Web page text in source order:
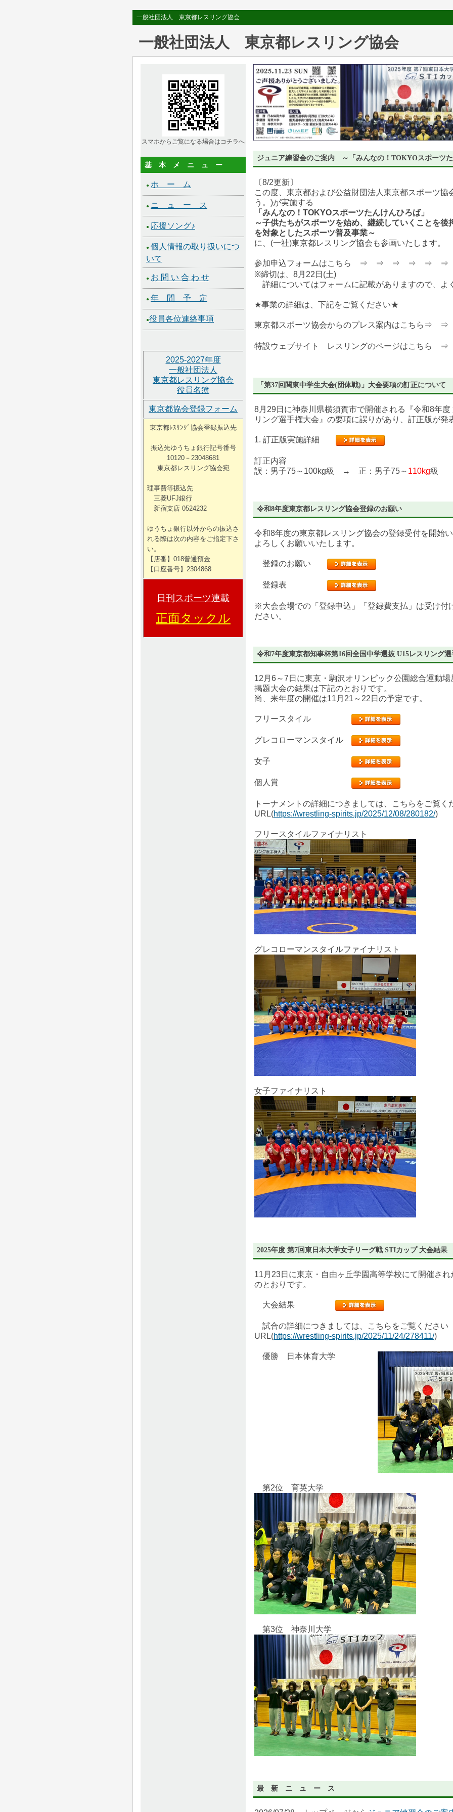
一般社団法人 東京都レスリング協会
一般社団法人 東京都レスリング協会
スマホからご覧になる場合はコチラへ
基 本 メ ニ ュ ー
● ホ ー ム
● ニ ュ ー ス
● 応援ソング♪
● 個人情報の取り扱いにつ
いて
● お 問 い 合 わ せ
● 年 間 予 定
●役員各位連絡事項
2025-2027年度
一般社団法人
東京都レスリング協会
役員名簿
東京都協会登録フォーム
東京都ﾚｽﾘﾝｸﾞ協会登録振込先
振込先ゆうちょ銀行記号番号
10120－23048681
東京都レスリング協会宛
理事費等振込先
三菱UFJ銀行
新宿支店 0524232
ゆうちょ銀行以外からの振込さ
れる際は次の内容をご指定下さ
い。
【店番】018普通預金
【口座番号】2304868
日刊スポーツ連載
正面タックル
ジュニア練習会のご案内 ～「みんなの！TOKYOスポーツ
〔8/2更新〕
この度、東京都および公益財団法人東京都スポーツ協
う。)が実施する
「みんなの！TOKYOスポーツたんけんひろば」
～子供たちがスポーツを始め、継続していくことを後
を対象としたスポーツ普及事業～
に、(一社)東京都レスリング協会も参画いたします。
参加申込フォームはこちら ⇒ ⇒ ⇒ ⇒
※締切は、8月22日(土)
詳細についてはフォームに記載がありますので、よ
★事業の詳細は、下記をご覧ください★
東京都スポーツ協会からのプレス案内はこち
特設ウェブサイト レスリングのページはこ
「第37回関東中学生大会(団体戦)」大会要項の訂正について
8月29日に神奈川県横須賀市で開催される『令和8年
リング選手権大会』の要項に誤りがあり、訂正版が発
1. 訂正版実施詳細
訂正内容
誤：男子75～100kg級 → 正：男子75～ 110kg級
令和8年度東京都レスリング協会登録のお願い
令和8年度の東京都レスリング協会の登録受付を開始
よろしくお願いいたします。
登録のお願い
登録表
※大会会場での「登録申込」「登録費支払」は受け付
ださい。
令和7年度東京都知事杯第16回全国中学選抜 U15レスリング
12月6～7日に東京・駒沢オリンピック公園総合運動
掲題大会の結果は下記のとおりです。
尚、来年度の開催は11月21～22日の予定です。
フリースタイル
グレコローマンスタイル
女子
個人賞
トーナメントの詳細につきましては、こちらをご
URL(https://wrestling-spirits.jp/2025/12/08/280182/)
フリースタイルファイナリスト
グレコローマンスタイルファイナリ
女子ファイナリスト
2025年度 第7回東日本大学女子リーグ戦 STIカップ 大会結果
11月23日に東京・自由ヶ丘学園高等学校にて開催さ
のとおりです。
大会結果
試合の詳細につきましては、こちらをご覧くだ
URL(https://wrestling-spirits.jp/2025/11/24/278411/)
優勝 日本体育大学
第2位 育英大学
第3位 神奈川大学
最 新 ニ ュ ー ス